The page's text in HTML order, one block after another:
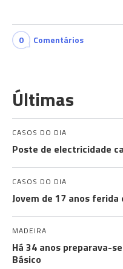
0 Comentários
Últimas
CASOS DO DIA
Poste de electricidade
CASOS DO DIA
Jovem de 17 anos
MADEIRA
Há 34 anos preparava-
Básico